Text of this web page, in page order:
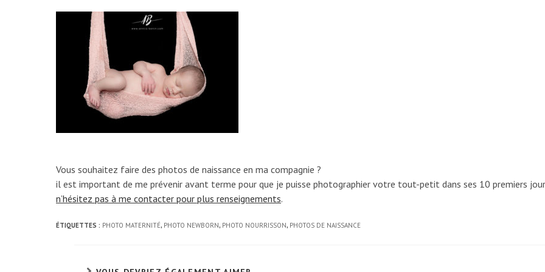
Vous souhaitez faire des photos de naissance en ma compagnie ?
il est important de me prévenir avant terme pour que je puisse photographier votre tout-petit dans ses 10 premiers
n’hésitez pas à me contacter pour plus renseignements.
ÉTIQUETTES : PHOTO MATERNITÉ, PHOTO NEWBORN, PHOTO NOURRISSON, PHOTOS DE NAISSANCE